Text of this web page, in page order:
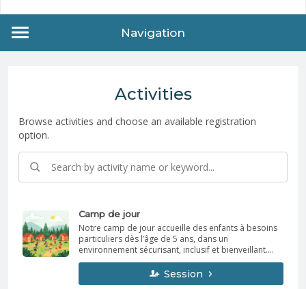
Navigation
Activities
Browse activities and choose an available registration
option.
Camp de jour
Notre camp de jour accueille des enfants à besoins
particuliers dès l’âge de 5 ans, dans un
environnement sécurisant, inclusif et bienveillant.
Chaque journée est pensée pour favoriser le plaisir,
l’autonomie et l’épanouissement de chacun, à
travers des activités adaptées et encadrées par une
Session